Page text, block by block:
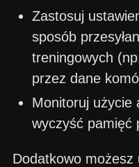
Zastosuj
sposób
treningowych
przez dane
Monitoruj użycie
wyczyść pamięć
Dodatkowo